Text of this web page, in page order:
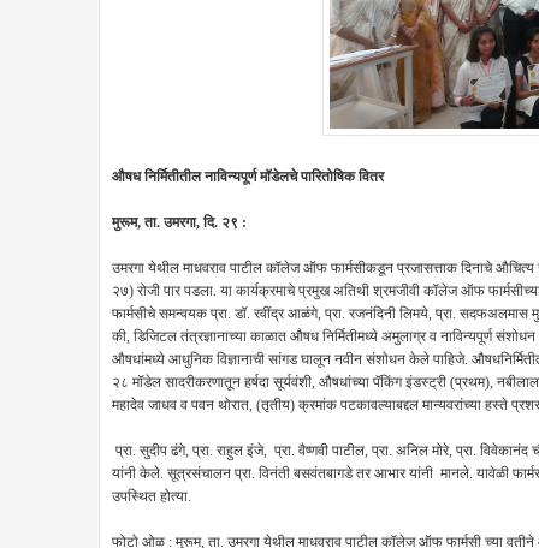
औषध निर्मितीतील नाविन्यपूर्ण मॉडेलचे पारितोषिक वितर
मुरूम, ता. उमरगा, दि. २९ :
उमरगा येथील माधवराव पाटील कॉलेज ऑफ फार्मसीकडून प्रजासत्ताक दिनाचे औचित्य
२७) रोजी पार पडला. या कार्यक्रमाचे प्रमुख अतिथी श्रमजीवी कॉलेज ऑफ
फार्मसीचे समन्वयक प्रा. डॉ. रवींद्र आळंगे, प्रा. रजनंदिनी लिमये, प्रा. सदफअलमास
की, डिजिटल तंत्रज्ञानाच्या काळात औषध निर्मितीमध्ये अमुलाग्र व नाविन्यपूर्ण
औषधांमध्ये आधुनिक विज्ञानाची सांगड घालून नवीन संशोधन केले पाहिजे. औषधनिर्मितीत
२८ मॉडेल सादरीकरणातून हर्षदा सूर्यवंशी, औषधांच्या पॅकिंग इंडस्ट्री (प्रथम),
महादेव जाधव व पवन थोरात, (तृतीय) क्रमांक पटकावल्याबद्दल मान्यवरांच्या हस्ते
प्रा. सुदीप ढंगे, प्रा. राहुल इंजे, प्रा. वैष्णवी पाटील, प्रा. अनिल मोरे, प्रा.
यांनी केले. सूत्रसंचालन प्रा. विनंती बसवंतबागडे तर आभार यांनी मानले. यावेळी फार्मसी
उपस्थित होत्या.
फोटो ओळ : मुरूम, ता. उमरगा येथील माधवराव पाटील कॉलेज ऑफ फार्मसी च्या वतीने